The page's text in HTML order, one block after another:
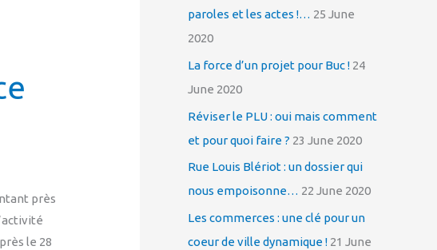
près
le 28
h
f
paroles et les actes !… 25 June
2020
La force d’un projet pour Buc ! 24
June 2020
Réviser le PLU : oui mais comment
et pour quoi faire ? 23 June 2020
Rue Louis Blériot : un dossier qui
nous empoisonne… 22 June 2020
Les commerces : une clé pour un
coeur de ville dynamique ! 21 June